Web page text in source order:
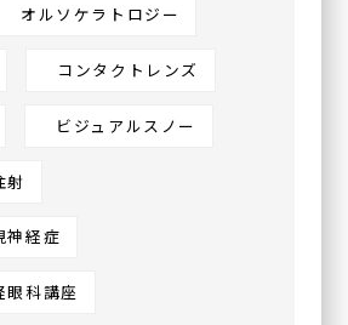
ープ施設
見みらい眼科皮フ科
ック本院
阪市城東区今福東
科醫院
オルソケラトロジー
コンタクトレンズ
ビジュアルスノー
射
神経症
眼科講座